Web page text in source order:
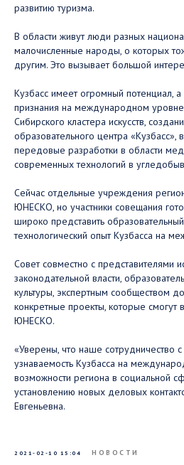
развитию туризма.
В области живут люди разных
малочисленные народы, о которых
другим. Это вызывает большой
Кузбасс имеет огромный потенциал,
признания на международном
Сибирского кластера искусств,
образовательного центра «Кузбасс»,
передовые разработки в области
современных технологий в
Сейчас отдельные учреждения
ЮНЕСКО, но участники совещания
широко представить
технологический опыт Кузбасса на
Совет совместно с представителями
законодательной власти,
культуры, экспертным сообществом
конкретные проекты, которые смогут
ЮНЕСКО.
«Уверены, что наше сотрудничество
узнаваемость Кузбасса на
возможности региона в социальной
установлению новых деловых
Евгеньевна.
2021-02-10 15:04 НОВОСТИ